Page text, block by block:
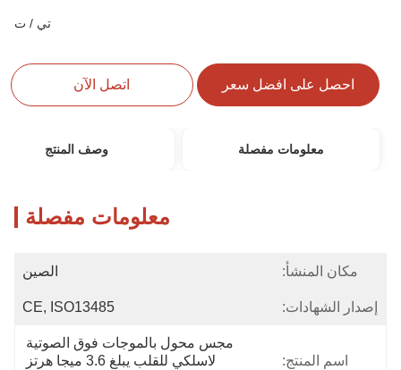
تي / ت
احصل على افضل سعر اتصل الآن
معلومات مفصلة وصف المنتج
معلومات مفصلة
مكان المنشأ: الصين
إصدار الشهادات: CE, ISO13485
اسم المنتج:
مجس محول بالموجات فوق الصوتية
لاسلكي للقلب يبلغ 3.6 ميجا هرتز